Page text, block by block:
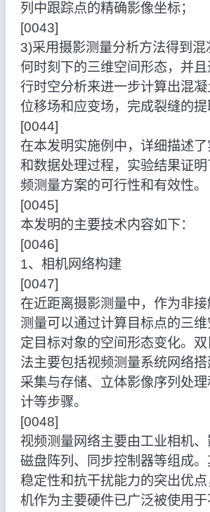
列中跟踪点的精确影像坐标；
[0043]
3)采用摄影测量分析方法得到混
何时刻下的三维空间形态，并
行时空分析来进一步计算出混
位移场和应变场，完成裂缝的提
[0044]
在本发明实施例中，详细描述
和数据处理过程，实验结果证
频测量方案的可行性和有效性。
[0045]
本发明的主要技术内容如下：
[0046]
1、相机网络构建
[0047]
在近距离摄影测量中，作为非
测量可以通过计算目标点的三
定目标对象的空间形态变化。
法主要包括视频测量系统网络
采集与存储、立体影像序列处
计等步骤。
[0048]
视频测量网络主要由工业相机、
磁盘阵列、同步控制器等组成
稳定性和抗干扰能力的突出优
机作为主要硬件已广泛被使用